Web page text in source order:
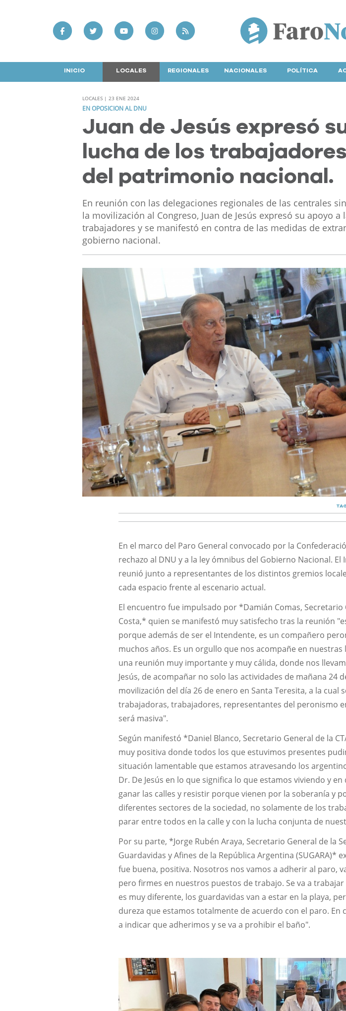
INICIO LOCALES REGIONALES NACIONALES POLÍTICA
LOCALES | 23 ENE 2024
EN OPOSICION AL DNU
Juan de Jesús expresó
lucha de los
del patrimonio nacional.
En reunión con las delegaciones regionales de las centrales
la movilización al Congreso, Juan de Jesús expresó su apoyo a
trabajadores y se manifestó en contra de las medidas de
gobierno nacional.
En el marco del Paro General convocado por la
rechazo al DNU y a la ley ómnibus del Gobierno Nacional. El
reunió junto a representantes de los distintos gremios
cada espacio frente al escenario actual.
El encuentro fue impulsado por *Damián Comas, Secretario
Costa,* quien se manifestó muy satisfecho tras la reunión
porque además de ser el Intendente, es un compañero
muchos años. Es un orgullo que nos acompañe en
una reunión muy importante y muy cálida, donde nos
Jesús, de acompañar no solo las actividades de mañana 24
movilización del día 26 de enero en Santa Teresita, a la cual
trabajadoras, trabajadores, representantes del peronismo
será masiva".
Según manifestó *Daniel Blanco, Secretario General de la
muy positiva donde todos los que estuvimos presentes
situación lamentable que estamos atravesando los
Dr. De Jesús en lo que significa lo que estamos viviendo y
ganar las calles y resistir porque vienen por la soberanía y
diferentes sectores de la sociedad, no solamente de los
parar entre todos en la calle y con la lucha conjunta de
Por su parte, *Jorge Rubén Araya, Secretario General de la
Guardavidas y Afines de la República Argentina (SUGARA)*
fue buena, positiva. Nosotros nos vamos a adherir al paro,
pero firmes en nuestros puestos de trabajo. Se va a
es muy diferente, los guardavidas van a estar en la playa,
dureza que estamos totalmente de acuerdo con el paro. En
a indicar que adherimos y se va a prohibir el baño".